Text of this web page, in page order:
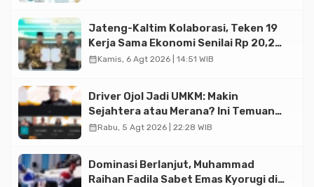
Jateng-Kaltim Kolaborasi, Teken 19
Kerja Sama Ekonomi Senilai Rp 20,2
Triliun
calendar_monthKamis, 6 Agt 2026 | 14:51 WIB
Driver Ojol Jadi UMKM: Makin
Sejahtera atau Merana? Ini Temuan
Diskusi Paramadina
calendar_monthRabu, 5 Agt 2026 | 22:28 WIB
Dominasi Berlanjut, Muhammad
Raihan Fadila Sabet Emas Kyorugi di